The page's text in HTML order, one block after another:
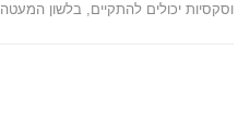
וסקסיות יכולים להתקיים, בלשון